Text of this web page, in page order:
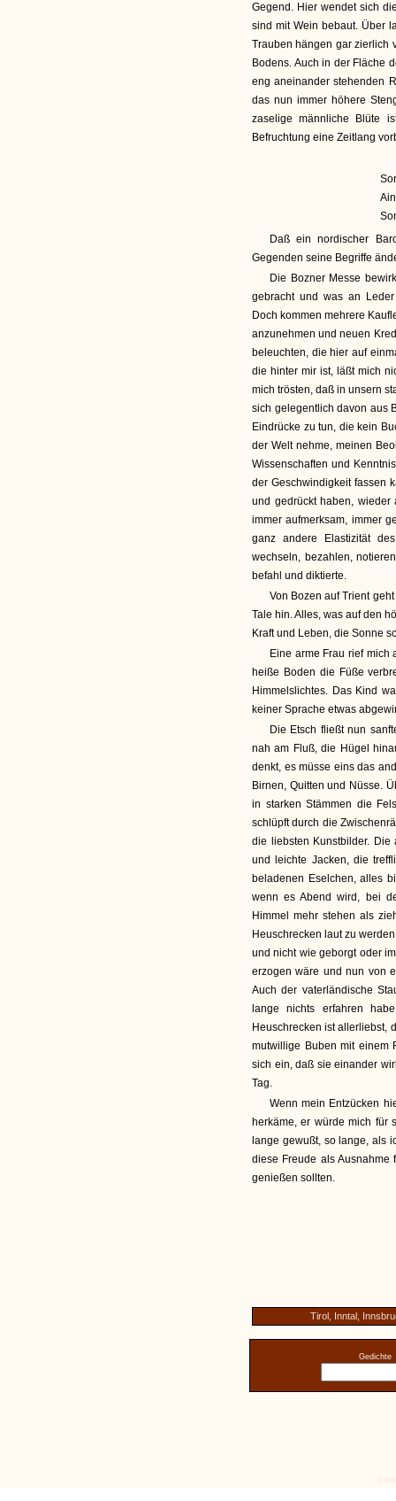
Gegend. Hier wendet sich
sind mit Wein bebaut. Über
Trauben hängen gar zierlich
Bodens. Auch in der Fläche
eng aneinander stehenden
das nun immer höhere
zaselige männliche Blüte
Befruchtung eine Zeitlang
Daß ein nordischer
Gegenden seine Begriffe
Die Bozner Messe
gebracht und was an
Doch kommen mehrere
anzunehmen und neuen
beleuchten, die hier auf
die hinter mir ist, läßt mich
mich trösten, daß in unsern
sich gelegentlich davon aus
Eindrücke zu tun, die kein
der Welt nehme, meinen
Wissenschaften und
der Geschwindigkeit fassen
und gedrückt haben, wieder
immer aufmerksam, immer
ganz andere Elastizität
wechseln, bezahlen,
befahl und diktierte.
Von Bozen auf Trient
Tale hin. Alles, was auf den
Kraft und Leben, die Sonne
Eine arme Frau rief
heiße Boden die Füße
Himmelslichtes. Das Kind
keiner Sprache etwas
Die Etsch fließt nun
nah am Fluß, die Hügel
denkt, es müsse eins das
Birnen, Quitten und Nüsse.
in starken Stämmen die
schlüpft durch die
die liebsten Kunstbilder. Die
und leichte Jacken, die
beladenen Eselchen, alles
wenn es Abend wird, bei
Himmel mehr stehen als
Heuschrecken laut zu
und nicht wie geborgt oder
erzogen wäre und nun von
Auch der vaterländische
lange nichts erfahren
Heuschrecken ist allerliebst,
mutwillige Buben mit einem
sich ein, daß sie einander
Tag.
Wenn mein Entzücken
herkäme, er würde mich für
lange gewußt, so lange, als
diese Freude als Ausnahme
genießen sollten.
Tirol, Inntal,
Gedichte